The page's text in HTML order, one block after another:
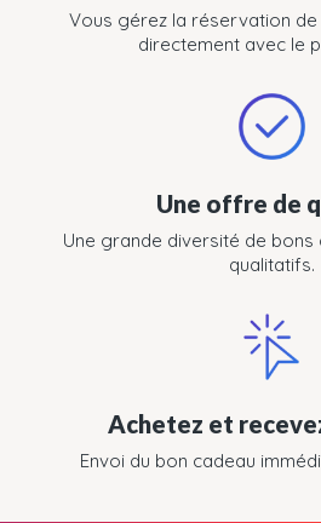
Vous gérez la réservation
directement avec le
Une offre de
Une grande diversité de bons
qualitatifs.
Achetez et
Envoi du bon cadeau